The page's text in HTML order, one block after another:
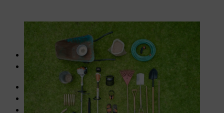
Werkzeug und Material werden bereitgelegt.
Samen für Insektenwiesen aus dem Fachhandel
Seil oder Wäscheleine mit Pflöcken zum Markieren der
Trockener Sand/Vogelsand zum Strecken des Saatguts
bei lehmigem Boden grober Bausand
Schüssel zur Aussaat des Saatgutes